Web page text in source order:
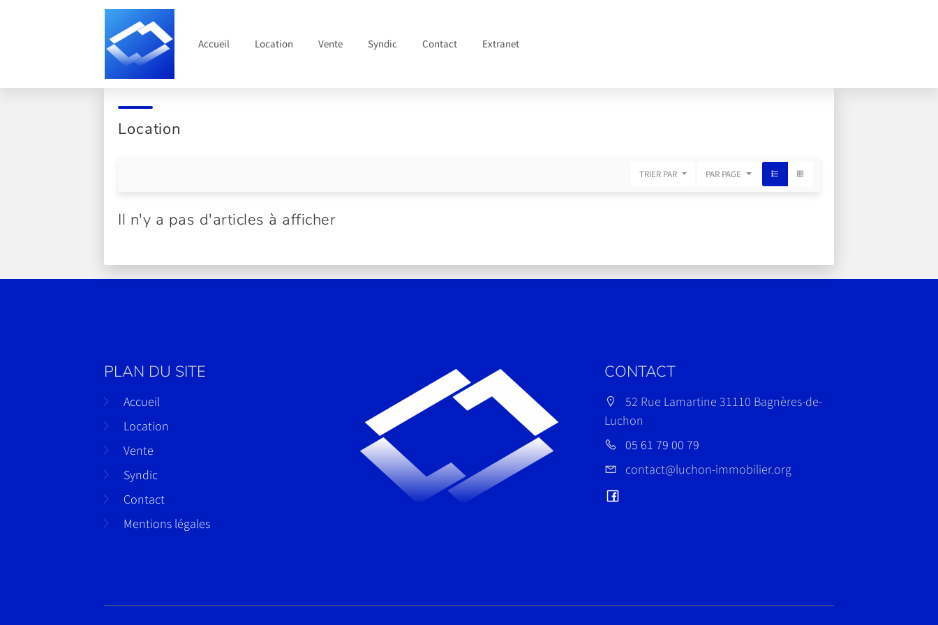
Accueil Location Vente Syndic Contact Extranet
Location
TRIER PAR PAR PAGE
Il n'y a pas d'articles à afficher
PLAN DU SITE
Accueil
Location
Vente
Syndic
Contact
Mentions légales
CONTACT
52 Rue Lamartine 31110 Bagnères-de-
Luchon
05 61 79 00 79
contact@luchon-immobilier.org